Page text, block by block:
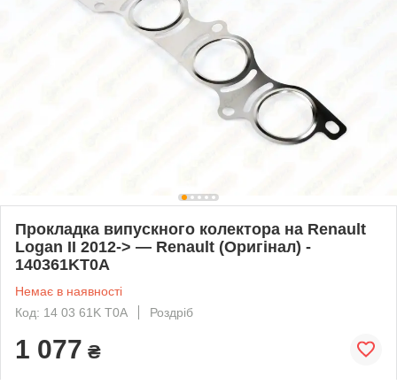
Прокладка випускного колектора на Renault
Logan II 2012-> — Renault (Оригінал) -
140361KT0A
Немає в наявності
Код: 14 03 61K T0A
Роздріб
1 077 ₴